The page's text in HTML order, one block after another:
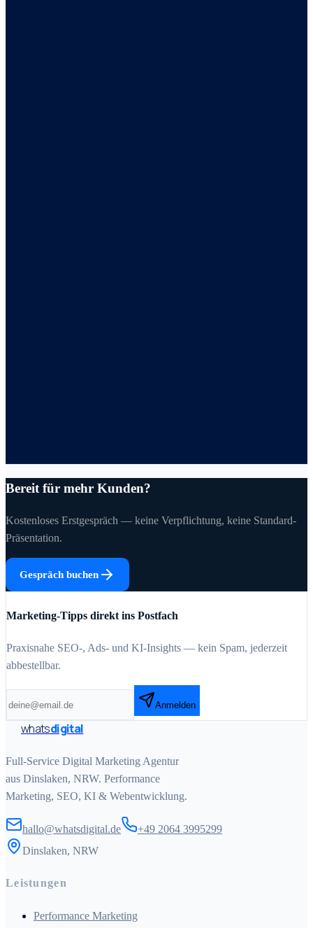
Bereit für mehr Kunden?
Kostenloses Erstgespräch — keine Verpflichtung, keine Standard-
Präsentation.
Gespräch buchen
Marketing-Tipps direkt ins Postfach
Praxisnahe SEO-, Ads- und KI-Insights — kein Spam, jederzeit
abbestellbar.
Anmelden
whatsdigital
Full-Service Digital Marketing Agentur
aus Dinslaken, NRW. Performance
Marketing, SEO, KI & Webentwicklung.
hallo@whatsdigital.de
+49 2064 3995299
Dinslaken, NRW
Leistungen
Performance Marketing